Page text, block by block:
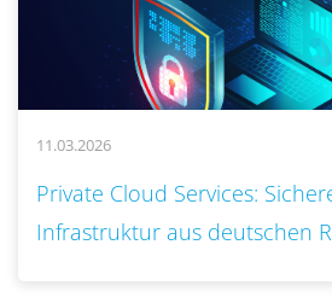
11.03.2026
Private Cloud Services:
Infrastruktur aus deutschen